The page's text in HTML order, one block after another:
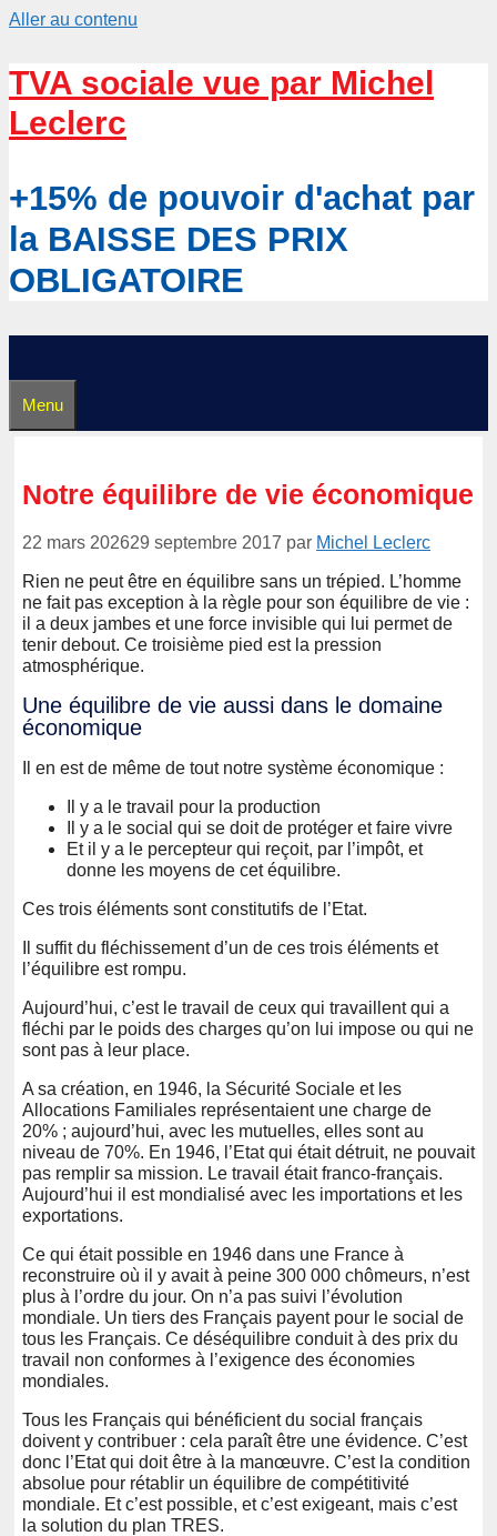
Aller au contenu
TVA sociale vue par Michel
Leclerc
+15% de pouvoir d'achat par
la BAISSE DES PRIX
OBLIGATOIRE
Menu
Notre équilibre de vie économique
22 mars 202629 septembre 2017 par Michel Leclerc
Rien ne peut être en équilibre sans un trépied. L’homme
ne fait pas exception à la règle pour son équilibre de vie :
il a deux jambes et une force invisible qui lui permet de
tenir debout. Ce troisième pied est la pression
atmosphérique.
Une équilibre de vie aussi dans le domaine
économique
Il en est de même de tout notre système économique :
Il y a le travail pour la production
Il y a le social qui se doit de protéger et faire vivre
Et il y a le percepteur qui reçoit, par l’impôt, et
donne les moyens de cet équilibre.
Ces trois éléments sont constitutifs de l’Etat.
Il suffit du fléchissement d’un de ces trois éléments et
l’équilibre est rompu.
Aujourd’hui, c’est le travail de ceux qui travaillent qui a
fléchi par le poids des charges qu’on lui impose ou qui ne
sont pas à leur place.
A sa création, en 1946, la Sécurité Sociale et les
Allocations Familiales représentaient une charge de
20% ; aujourd’hui, avec les mutuelles, elles sont au
niveau de 70%. En 1946, l’Etat qui était détruit, ne pouvait
pas remplir sa mission. Le travail était franco-français.
Aujourd’hui il est mondialisé avec les importations et les
exportations.
Ce qui était possible en 1946 dans une France à
reconstruire où il y avait à peine 300 000 chômeurs, n’est
plus à l’ordre du jour. On n’a pas suivi l’évolution
mondiale. Un tiers des Français payent pour le social de
tous les Français. Ce déséquilibre conduit à des prix du
travail non conformes à l’exigence des économies
mondiales.
Tous les Français qui bénéficient du social français
doivent y contribuer : cela paraît être une évidence. C’est
donc l’Etat qui doit être à la manœuvre. C’est la condition
absolue pour rétablir un équilibre de compétitivité
mondiale. Et c’est possible, et c’est exigeant, mais c’est
la solution du plan TRES.